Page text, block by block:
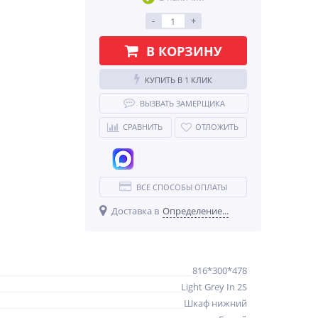
- +
В КОРЗИНУ
КУПИТЬ В 1 КЛИК
ВЫЗВАТЬ ЗАМЕРЩИКА
СРАВНИТЬ ОТЛОЖИТЬ
ВСЕ СПОСОБЫ ОПЛАТЫ
Доставка в Определение...
816*300*478
Light Grey In 2S
Шкаф нижний